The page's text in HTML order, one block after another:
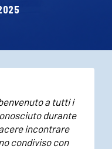
a tutti i
durante
incontrare
condiviso con